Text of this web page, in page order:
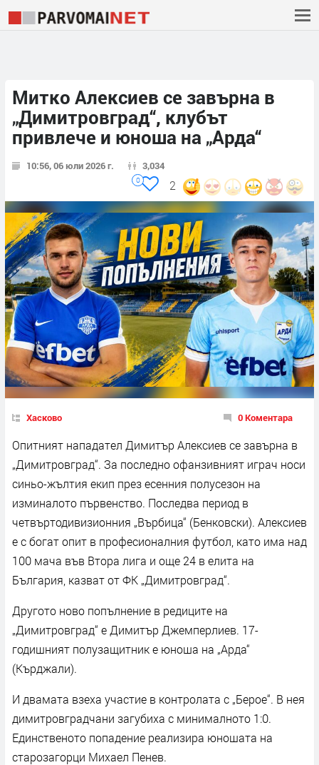
Митко Алексиев се завърна в
„Димитровград“, клубът
привлече и юноша на „Арда“
10:56, 06 юли 2026 г. 3,034
2
0
Хасково 0 Коментара
Опитният нападател Димитър Алексиев се завърна в
„Димитровград“. За последно офанзивният играч носи
синьо-жълтия екип през есенния полусезон на
изминалото първенство. Последва период в
четвъртодивизионния „Върбица“ (Бенковски). Алексиев
е с богат опит в професионалния футбол, като има над
100 мача във Втора лига и още 24 в елита на
България, казват от ФК „Димитровград“.
Другото ново попълнение в редиците на
„Димитровград“ е Димитър Джемперлиев. 17-
годишният полузащитник е юноша на „Арда“
(Кърджали).
И двамата взеха участие в контролата с „Берое“. В нея
димитровградчани загубиха с минималното 1:0.
Единственото попадение реализира юношата на
старозагорци Михаел Пенев.